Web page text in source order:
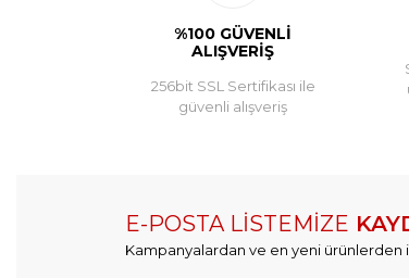
%100 GÜVENLİ
ALIŞVERİŞ
256bit SSL Sertifikası ile
güvenli alışveriş
E-POSTA LİSTEMİZE
Kampanyalardan ve en yeni ürünlerden